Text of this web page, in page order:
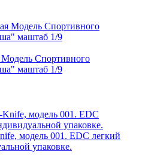
Модель Спортивного
маштаб 1/9
модель 001. EDC легкий
упаковке.